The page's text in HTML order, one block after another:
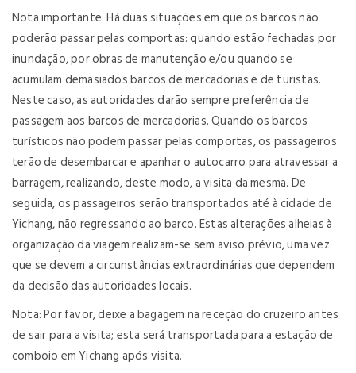
Nota importante: Há duas situações em que os barcos não
poderão passar pelas comportas: quando estão fechadas por
inundação, por obras de manutenção e/ou quando se
acumulam demasiados barcos de mercadorias e de turistas.
Neste caso, as autoridades darão sempre preferência de
passagem aos barcos de mercadorias. Quando os barcos
turísticos não podem passar pelas comportas, os passageiros
terão de desembarcar e apanhar o autocarro para atravessar a
barragem, realizando, deste modo, a visita da mesma. De
seguida, os passageiros serão transportados até à cidade de
Yichang, não regressando ao barco. Estas alterações alheias à
organização da viagem realizam-se sem aviso prévio, uma vez
que se devem a circunstâncias extraordinárias que dependem
da decisão das autoridades locais.
Nota: Por favor, deixe a bagagem na receção do cruzeiro antes
de sair para a visita; esta será transportada para a estação de
comboio em Yichang após visita.